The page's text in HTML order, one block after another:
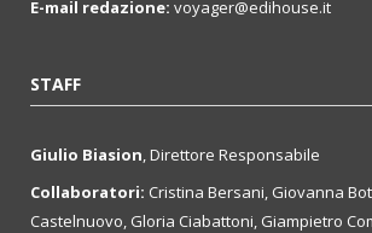
E-mail redazione: voyager@edihouse.it
STAFF
Giulio Biasion, Direttore Responsabile
Collaboratori: Cristina Bersani, Giovanna
Castelnuovo, Gloria Ciabattoni, Giampietro